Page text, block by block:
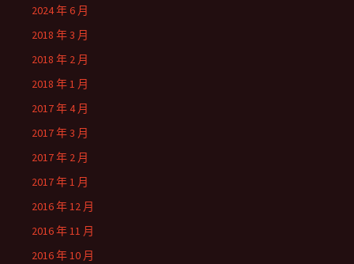
2024 年 6 月
2018 年 3 月
2018 年 2 月
2018 年 1 月
2017 年 4 月
2017 年 3 月
2017 年 2 月
2017 年 1 月
2016 年 12 月
2016 年 11 月
2016 年 10 月